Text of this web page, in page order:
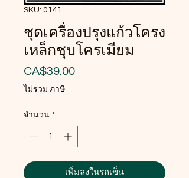
SKU: 0141
ชุดเครื่องปรุงแก้วโครง
เหล็กชุบโครเมียม
CA$39.00ราคา
ไม่รวม ภาษี
จำนวน *
เพิ่มลงในรถเข็น